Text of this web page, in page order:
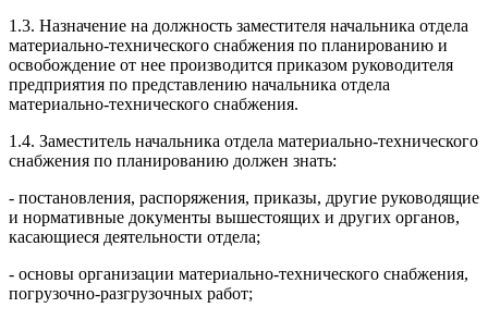
1.3. Назначение на должность заместителя начальника отдела
материально-технического снабжения по планированию и
освобождение от нее производится приказом руководителя
предприятия по представлению начальника отдела
материально-технического снабжения.
1.4. Заместитель начальника отдела материально-технического
снабжения по планированию должен знать:
- постановления, распоряжения, приказы, другие руководящие
и нормативные документы вышестоящих и других органов,
касающиеся деятельности отдела;
- основы организации материально-технического снабжения,
погрузочно-разгрузочных работ;